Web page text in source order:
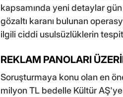
kapsamında yeni detaylar
gözaltı karanı bulunan
ilgili ciddi usulsüzlüklerin
REKLAM PANOLARI
Soruşturmaya konu olan en
milyon TL bedelle Kültür